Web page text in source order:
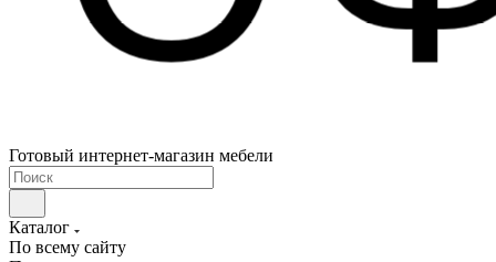
Готовый интернет-магазин мебели
Каталог
По всему сайту